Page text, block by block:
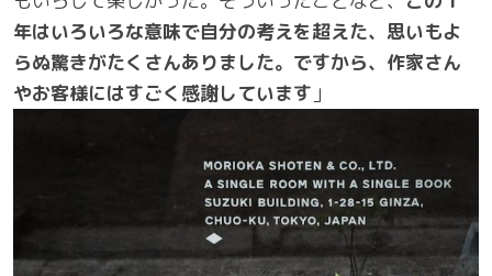
年はいろいろな意味で自分の考えを超えた、思いもよ
らぬ驚きがたくさんありました。ですから、作家さん
やお客様にはすごく感謝しています 」